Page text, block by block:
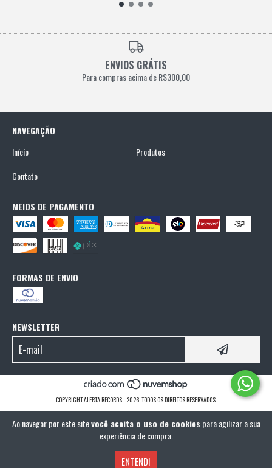
Ao navegar por este sitevocê aceita o uso de cookies para agilizar a sua
experiência de compra.
ENTENDI
ENVIOS GRÁTIS
Para compras acima de R$300,00
NAVEGAÇÃO
Início
Produtos
Contato
MEIOS DE PAGAMENTO
FORMAS DE ENVIO
NEWSLETTER
COPYRIGHT ALERTA RECORDS - 2026. TODOS OS DIREITOS RESERVADOS.